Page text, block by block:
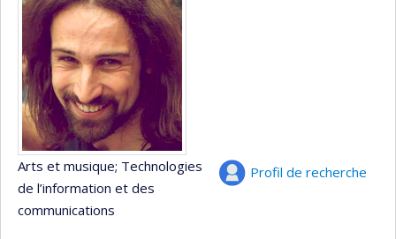
Profil de recherche
Arts et musique; Technologies
de l’information et des
communications